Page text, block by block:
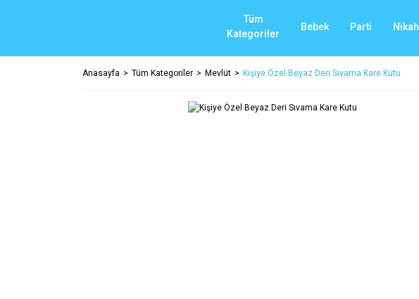
Tüm
Kategoriler
Bebek Parti Nikah
Anasayfa Tüm Kategoriler Mevlüt Kişiye Özel Beyaz Deri Sıvama Kare Kutu